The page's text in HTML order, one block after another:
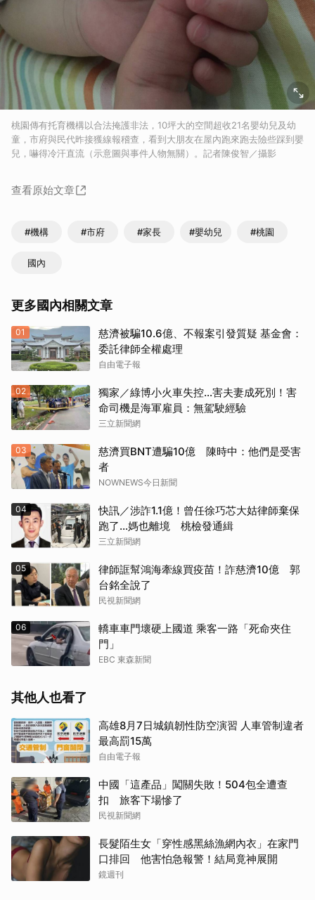
桃園傳有托育機構以合法掩護非法，10坪大的空間超收21名嬰幼兒及幼
童，市府與民代昨接獲線報稽查，看到大朋友在屋內跑來跑去險些踩到嬰
兒，嚇得冷汗直流（示意圖與事件人物無關）。記者陳俊智／攝影
查看原始文章
#機構 #市府 #家長 #嬰幼兒 #桃園
國內
更多國內相關文章
01
慈濟被騙10.6億、不報案引發質疑 基金會：
委託律師全權處理
自由電子報
02
獨家／綠博小火車失控…害夫妻成死別！害
命司機是海軍雇員：無駕駛經驗
三立新聞網
03
慈濟買BNT遭騙10億 陳時中：他們是受害
者
NOWNEWS今日新聞
04
快訊／涉詐1.1億！曾任徐巧芯大姑律師棄保
跑了…媽也離境 桃檢發通緝
三立新聞網
05
律師誆幫鴻海牽線買疫苗！詐慈濟10億 郭
台銘全說了
民視新聞網
06
轎車車門壞硬上國道 乘客一路「死命夾住
門」
EBC 東森新聞
其他人也看了
高雄8月7日城鎮韌性防空演習 人車管制違者
最高罰15萬
自由電子報
中國「這產品」闖關失敗！504包全遭查
扣 旅客下場慘了
民視新聞網
長髮陌生女「穿性感黑絲漁網內衣」在家門
口排回 他害怕急報警！結局竟神展開
鏡週刊